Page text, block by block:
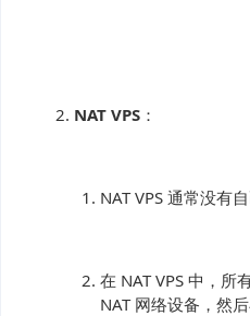
NAT VPS
NAT VPS 通常没有
在 NAT VPS 中，所
NAT 网络设备，然